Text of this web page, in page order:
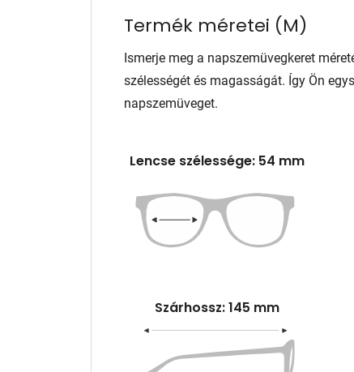
Termék méretei (M)
Ismerje meg a napszemüvegkeret
szélességét és magasságát. Így Ön
napszemüveget.
Lencse szélessége: 54 mm
Szárhossz: 145 mm